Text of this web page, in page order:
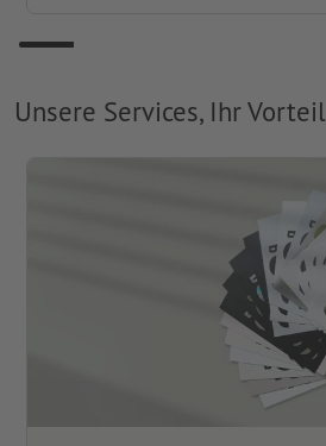
Unsere Services, Ihr Vorteil